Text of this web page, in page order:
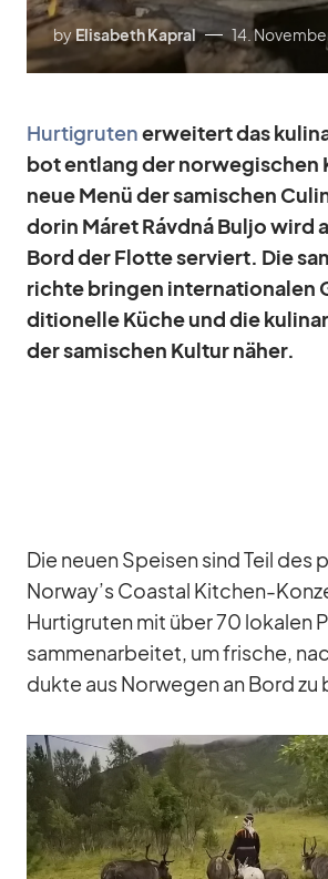
byElisabeth Kapral 14.
Hur­tig­ru­tener­wei­tert das
bot ent­lang der nor­we­gi­schen
neue Menü der sa­mi­schen
do­rin Má­ret Rávdná Buljo wird
Bord der Flotte ser­viert. Die
richte brin­gen in­ter­na­tio­na­len
di­tio­nelle Kü­che und die
der sa­mi­schen Kul­tur nä­her.
Die neuen Spei­sen sind Teil des
Norway’s Co­as­tal Kit­chen-
Hur­tig­ru­ten mit über 70 lo­ka­len
sam­men­ar­bei­tet, um fri­sche,
dukte aus Nor­we­gen an Bord zu